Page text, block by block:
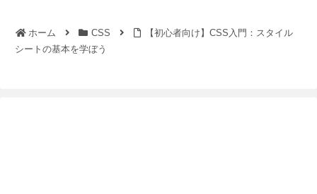
ホーム CSS
【初心者向け】CSS入門：スタイル
シートの基本を学ぼう